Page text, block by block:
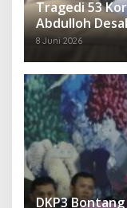
Tragedi 53
Abdulloh
8 Juni 2026
DKP3